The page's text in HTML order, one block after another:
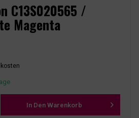
C13S020565 /
Magenta
In Den Warenkorb